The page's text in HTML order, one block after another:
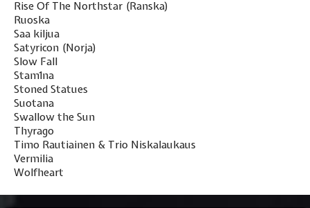
Rise Of The Northstar (Ranska)
Ruoska
Saa kiljua
Satyricon (Norja)
Slow Fall
Stam1na
Stoned Statues
Suotana
Swallow the Sun
Thyrago
Timo Rautiainen & Trio Niskalaukaus
Vermilia
Wolfheart